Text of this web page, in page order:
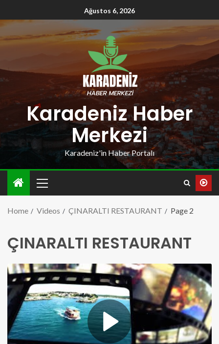
Ağustos 6, 2026
Karadeniz Haber
Merkezi
Karadeniz'in Haber Portalı
Home Videos ÇINARALTI RESTAURANT Page 2
ÇINARALTI RESTAURANT